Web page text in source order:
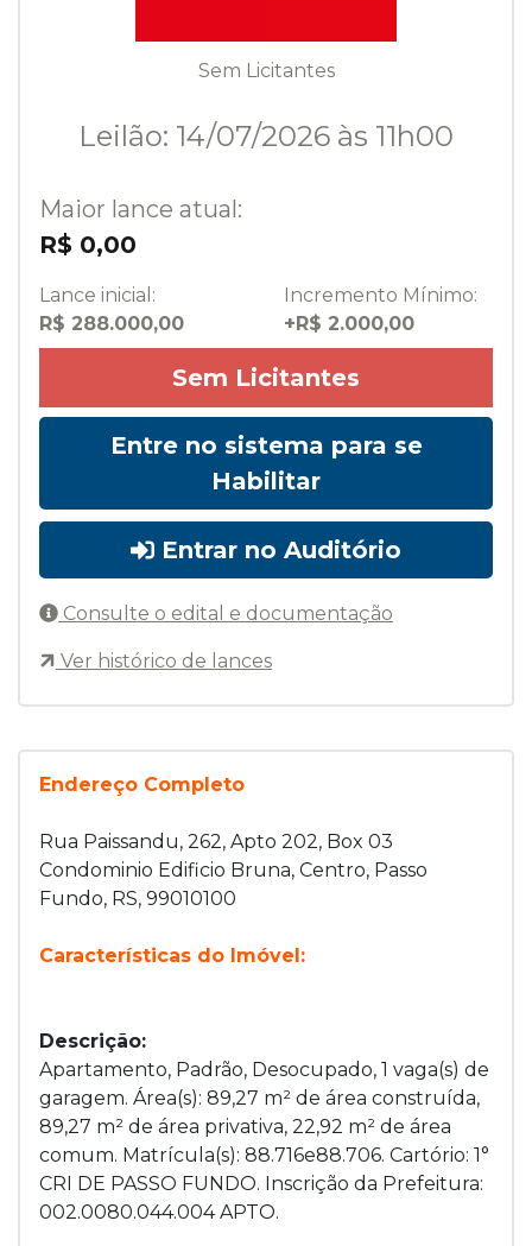
Endereço Completo
Rua Paissandu, 262, Apto 202, Box 03
Condominio Edificio Bruna, Centro, Passo
Fundo, RS, 99010100
Características do Imóvel:
Descrição:
Apartamento, Padrão, Desocupado, 1 vaga(s) de
garagem. Área(s): 89,27 m² de área construída,
89,27 m² de área privativa, 22,92 m² de área
comum. Matrícula(s): 88.716e88.706. Cartório: 1°
CRI DE PASSO FUNDO. Inscrição da Prefeitura:
002.0080.044.004 APTO.
Sem Licitantes
Leilão: 14/07/2026 às 11h00
Maior lance atual:
R$ 0,00
Lance inicial:
R$ 288.000,00
Incremento Mínimo:
+R$ 2.000,00
Sem Licitantes
Entre no sistema para se
Habilitar
Entrar no Auditório
Consulte o edital e documentação
Ver histórico de lances